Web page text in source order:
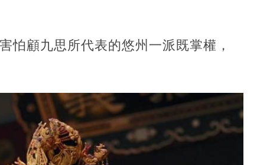
怕顧九思所代表的悠州一派既掌權，